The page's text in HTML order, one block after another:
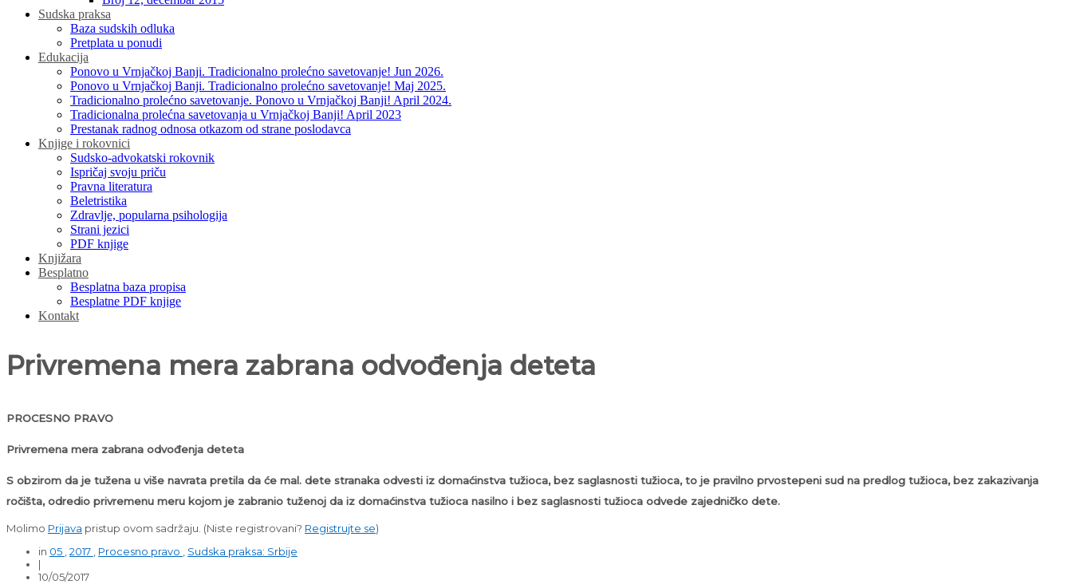
Sudska praksa
Baza sudskih odluka
Pretplata u ponudi
Edukacija
Ponovo u Vrnjačkoj Banji. Tradicionalno prolećno savetovanje! Jun 2026.
Ponovo u Vrnjačkoj Banji. Tradicionalno prolećno savetovanje! Maj 2025.
Tradicionalno prolećno savetovanje. Ponovo u Vrnjačkoj Banji! April 2024.
Tradicionalna prolećna savetovanja u Vrnjačkoj Banji! April 2023
Prestanak radnog odnosa otkazom od strane poslodavca
Knjige i rokovnici
Sudsko-advokatski rokovnik
Ispričaj svoju priču
Pravna literatura
Beletristika
Zdravlje, popularna psihologija
Strani jezici
PDF knjige
Knjižara
Besplatno
Besplatna baza propisa
Besplatne PDF knjige
Kontakt
Privremena mera zabrana odvođenja deteta
PROCESNO PRAVO
Privremena mera zabrana odvođenja deteta
S obzirom da je tužena u više navrata pretila da će mal. dete stranaka odvesti iz domaćinstva tužioca, bez saglasnosti tužioca, to je pravilno prvostepeni sud na predlog tužioca, bez zakazivanja
ročišta, odredio privremenu meru kojom je zabranio tuženoj da iz domaćinstva tužioca nasilno i bez saglasnosti tužioca odvede zajedničko dete.
Molimo Prijava pristup ovom sadržaju. (Niste registrovani? Registrujte se)
in 05 2017 Procesno pravo
Sudska praksa: Srbije
|
10/05/2017